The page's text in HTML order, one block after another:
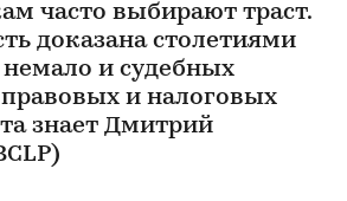
часто выбирают траст.
доказана столетиями
и судебных
правовых и налоговых
знает Дмитрий